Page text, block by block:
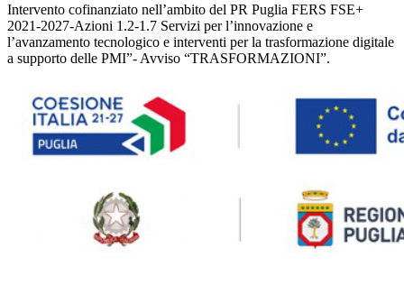
Intervento cofinanziato nell’ambito del PR Puglia FERS FSE+
2021-2027-Azioni 1.2-1.7 Servizi per l’innovazione e
l’avanzamento tecnologico e interventi per la trasformazione digitale
a supporto delle PMI”- Avviso “TRASFORMAZIONI”.